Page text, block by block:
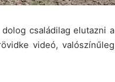
családilag elutazni a
videó, valószínűleg